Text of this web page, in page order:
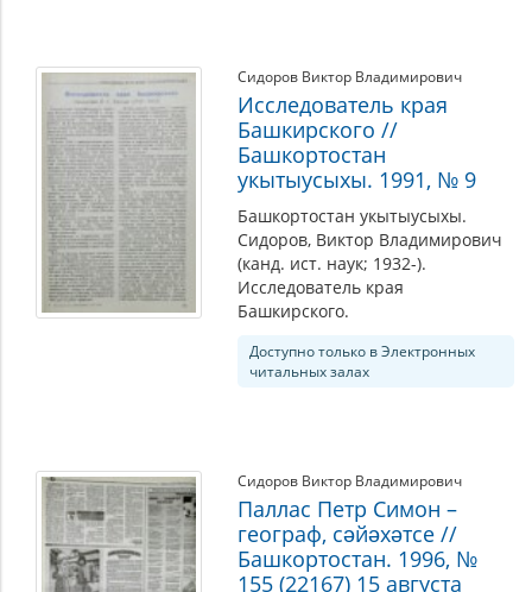
Сидоров Виктор Владимирович
Исследователь края
Башкирского //
Башкортостан
укытыусыхы. 1991, № 9
Башкортостан укытыусыхы.
Сидоров, Виктор Владимирович
(канд. ист. наук; 1932-).
Исследователь края
Башкирского.
Доступно только в Электронных
читальных залах
Сидоров Виктор Владимирович
Паллас Петр Симон –
географ, сәйәхәтсе //
Башкортостан. 1996, №
155 (22167) 15 августа